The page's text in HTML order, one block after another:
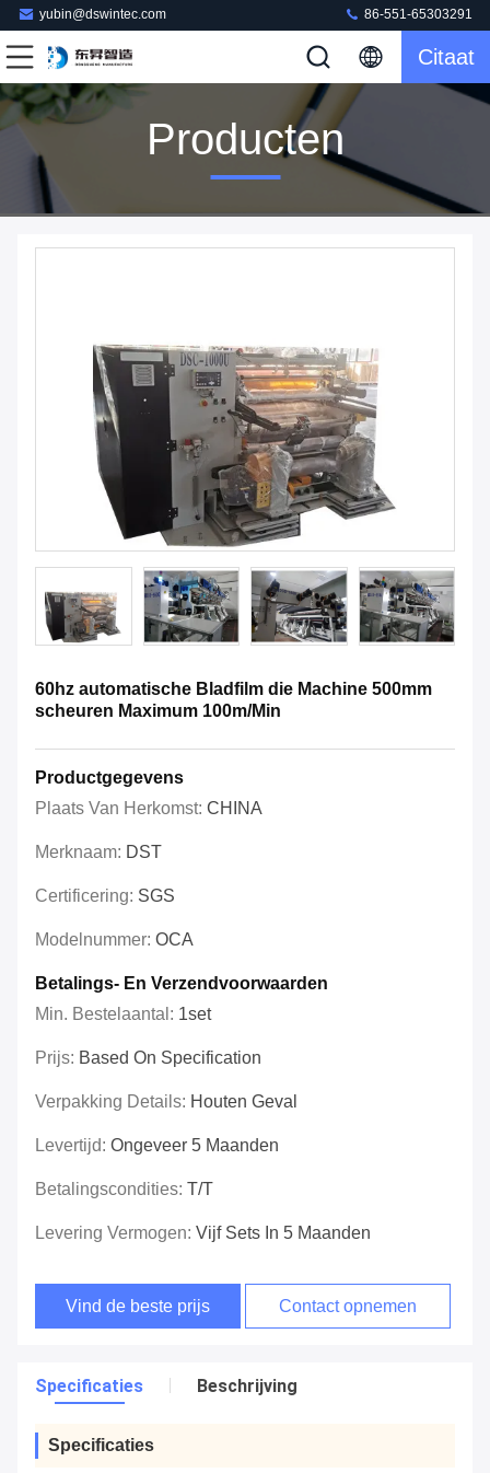
yubin@dswintec.com 86-551-65303291
Citaat
Producten
60hz automatische Bladfilm die Machine 500mm
scheuren Maximum 100m/Min
Productgegevens
Plaats Van Herkomst: CHINA
Merknaam: DST
Certificering: SGS
Modelnummer: OCA
Betalings- En Verzendvoorwaarden
Min. Bestelaantal: 1set
Prijs: Based On Specification
Verpakking Details: Houten Geval
Levertijd: Ongeveer 5 Maanden
Betalingscondities: T/T
Levering Vermogen: Vijf Sets In 5 Maanden
Vind de beste prijs Contact opnemen
Specificaties Beschrijving
Specificaties